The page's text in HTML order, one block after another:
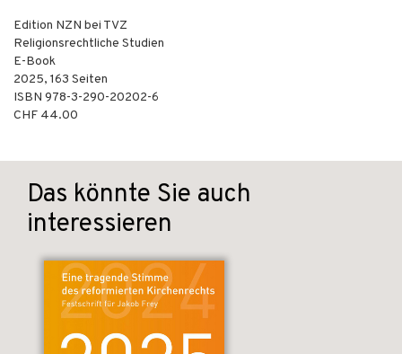
Edition NZN bei TVZ
Religionsrechtliche Studien
E-Book
2025, 163 Seiten
ISBN 978-3-290-20202-6
CHF 44.00
Das könnte Sie auch
interessieren